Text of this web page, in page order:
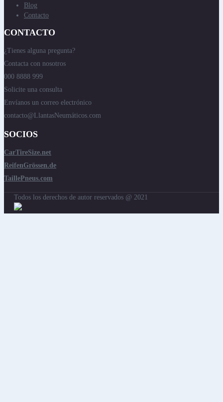
Blog
Contacto
CONTACTO
¿Tienes alguna pregunta?
Contacta con nosotros
000 8888 999
Solicite una consulta
Envíanos un correo electrónico
contacto@LlantasNeumáticos.com
SOCIOS
CarTireSize.net
ReifenGrössen.de
TaillePneus.com
Todos los derechos de autor reservados @ 2021